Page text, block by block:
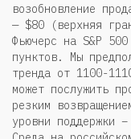
возобновление
— $80 (верхняя
Фьючерс на S&P
пунктов. Мы
тренда от 1100-
может послужить
резким
уровни поддержки